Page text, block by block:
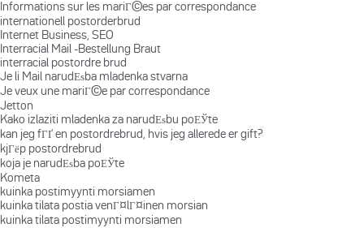
Informations sur les mariГ©es par correspondance
internationell postorderbrud
Internet Business, SEO
Interracial Mail -Bestellung Braut
interracial postordre brud
Je li Mail narudЕѕba mladenka stvarna
Je veux une mariГ©e par correspondance
Jetton
Kako izlaziti mladenka za narudЕѕbu poЕЎte
kan jeg fГҐ en postordrebrud, hvis jeg allerede er gift?
kjГёp postordrebrud
koja je narudЕѕba poЕЎte
Kometa
kuinka postimyynti morsiamen
kuinka tilata postia venГ¤lГ¤inen morsian
kuinka tilata postimyynti morsiamen